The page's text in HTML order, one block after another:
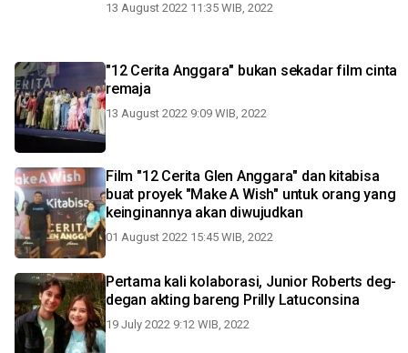
13 August 2022 11:35 WIB, 2022
"12 Cerita Anggara" bukan sekadar film cinta
remaja
13 August 2022 9:09 WIB, 2022
Film "12 Cerita Glen Anggara" dan kitabisa
buat proyek "Make A Wish" untuk orang yang
keinginannya akan diwujudkan
01 August 2022 15:45 WIB, 2022
Pertama kali kolaborasi, Junior Roberts deg-
degan akting bareng Prilly Latuconsina
19 July 2022 9:12 WIB, 2022